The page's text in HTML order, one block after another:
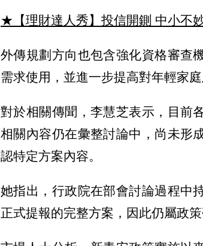
★【理財達人秀】投信開鍘 中小不
外傳規劃方向也包含強化資格審查
需求使用，並進一步提高對年輕家
對於相關傳聞，李慧芝表示，目前
相關內容仍在彙整討論中，尚未形
認特定方案內容。
她指出，行政院在部會討論過程中
正式提報的完整方案，因此仍屬政策